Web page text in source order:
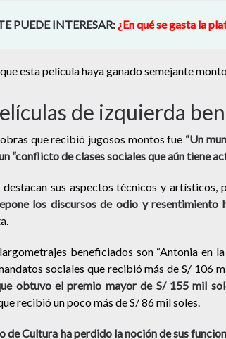
PUEDE INTERESAR: ¿En qué se gasta la
esta película haya ganado semejante
de izquierda
que recibió jugosos montos fue “Un
“conflicto de clases sociales que aún tiene
destacan sus aspectos técnicos y
los discursos de odio y resentimiento
beneficiados son “Antonia en
sociales que recibió más de S/ 106
obtuvo el premio mayor de S/ 155 mil
recibió un poco más de S/ 86 mil soles.
de Cultura ha perdido la noción de sus